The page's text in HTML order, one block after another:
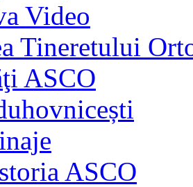
Video
Tineretului
ASCO
ASCO